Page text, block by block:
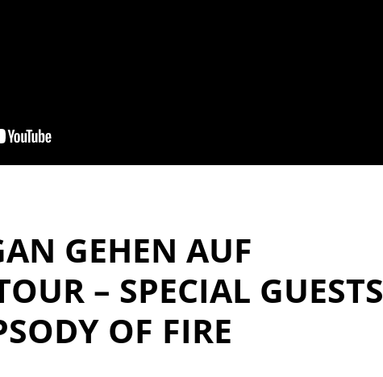
GEHEN AUF
– SPECIAL GUESTS
OF FIRE